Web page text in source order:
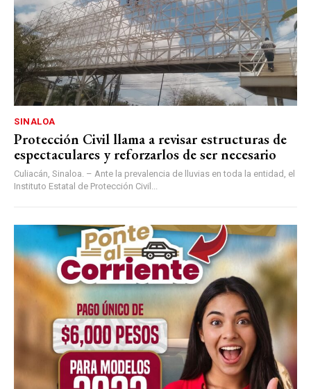
SINALOA
Protección Civil llama a revisar estructuras de
espectaculares y reforzarlos de ser necesario
Culiacán, Sinaloa. – Ante la prevalencia de lluvias en toda la entidad, el
Instituto Estatal de Protección Civil...